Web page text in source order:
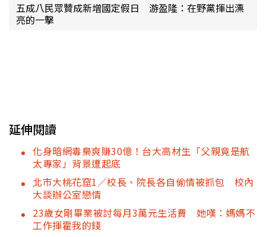
五成八民眾贊成新增國定假日 游盈隆：在野黨揮出漂
亮的一擊
延伸閱讀
化身暗網毒梟爽賺30億！台大高材生「父親竟是航
太專家」背景遭起底
北市大桃花窟1／校長、院長各自偷情被抓包 校內
大談辦公室戀情
23歲女剛畢業被討每月3萬元生活費 她嘆：媽媽不
工作揮霍我的錢